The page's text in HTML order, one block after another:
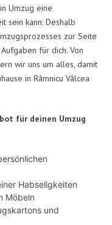
Umzug eine
sein kann. Deshalb
zur Seite
für dich. Von
wir uns um alles, damit
in Râmnicu Vâlcea
für deinen Umzug
Habseligkeiten
Möbeln
und